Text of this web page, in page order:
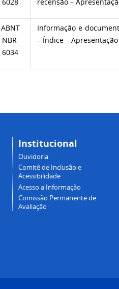
ABNT
NBR
6034
Informação e
– Índice – Apresentação
Institucional
Ouvidoria
Comitê de Inclusão e
Acessibilidade
Acesso a Informação
Comissão Permanente de
Avaliação